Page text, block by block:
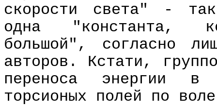
скорости света" -
одна "константа,
большой", согласно
авторов. Кстати,
переноса энергии
торсионых полей по